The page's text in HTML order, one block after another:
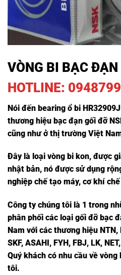
VÒNG BI BẠC
HOTLINE:
Nói đến bearing ổ bi
thương hiệu bạc đạn gối đỡ
cũng như ở thị trường Việt
Đây là loại vòng bi kon, được
nhật bản, nó được sử dụng
nghiệp chế tạo máy, cơ khí
Công ty chúng tôi là 1 trong
phân phối các loại gối đỡ bạc
Nam với các thương hiệu NTN,
SKF, ASAHI, FYH, FBJ, LK,
Quý khách có nhu cầu về
tôi.